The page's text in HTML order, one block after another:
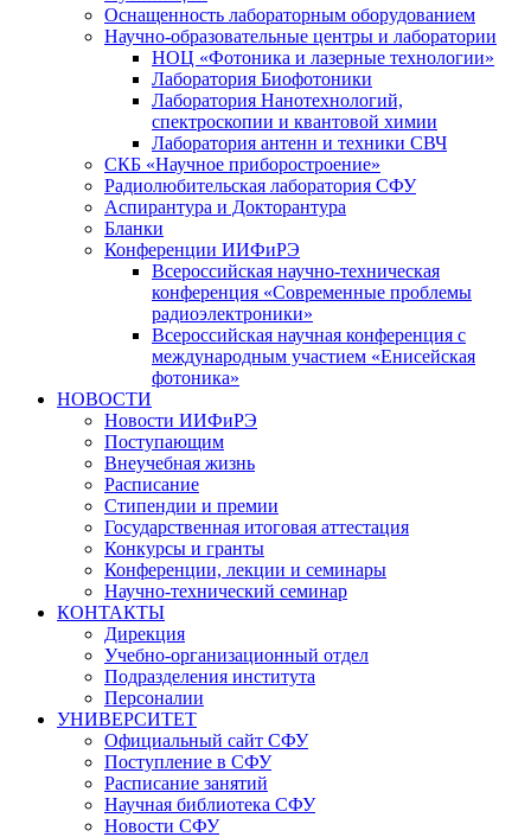
Оснащенность лабораторным оборудованием
Научно-образовательные центры и лаборатории
НОЦ «Фотоника и лазерные технологии»
Лаборатория Биофотоники
Лаборатория Нанотехнологий,
спектроскопии и квантовой химии
Лаборатория антенн и техники СВЧ
СКБ «Научное приборостроение»
Радиолюбительская лаборатория СФУ
Аспирантура и Докторантура
Бланки
Конференции ИИФиРЭ
Всероссийская научно-техническая
конференция «Современные проблемы
радиоэлектроники»
Всероссийская научная конференция с
международным участием «Енисейская
фотоника»
НОВОСТИ
Новости ИИФиРЭ
Поступающим
Внеучебная жизнь
Расписание
Стипендии и премии
Государственная итоговая аттестация
Конкурсы и гранты
Конференции, лекции и семинары
Научно-технический семинар
КОНТАКТЫ
Дирекция
Учебно-организационный отдел
Подразделения института
Персоналии
УНИВЕРСИТЕТ
Официальный сайт СФУ
Поступление в СФУ
Расписание занятий
Научная библиотека СФУ
Новости СФУ